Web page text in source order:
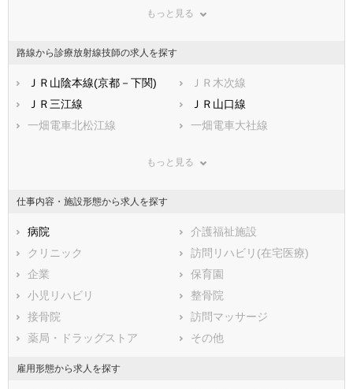
山口県
福岡県
佐賀県
熊本県
大分県
鹿児島県
飯石郡飯南町
邑智郡邑南町
鹿足郡吉賀町
隠岐郡海士町
隠岐郡西ノ島町
隠岐郡知夫村
隠岐郡隠岐の島町
もっと見る
路線から診療放射線技師の求人を探す
ＪＲ山陰本線(京都－下関)
ＪＲ木次線
ＪＲ三江線
ＪＲ山口線
一畑電車北松江線
一畑電車大社線
もっと見る
仕事内容・施設形態から求人を探す
病院
介護福祉施設
クリニック
訪問リハビリ(在宅医療)
企業
保育園
小児リハビリ
整骨院
接骨院
訪問マッサージ
薬局・ドラッグストア
その他
雇用形態から求人を探す